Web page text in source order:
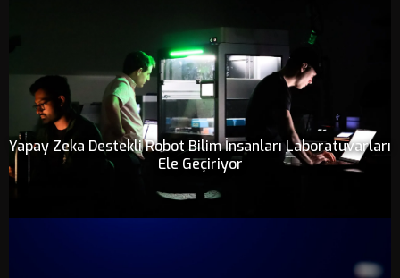
Yapay Zeka Destekli Robot Bilim İnsanları Laboratuvarları
Ele Geçiriyor